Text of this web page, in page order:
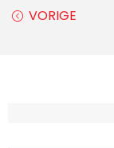
VORIGE